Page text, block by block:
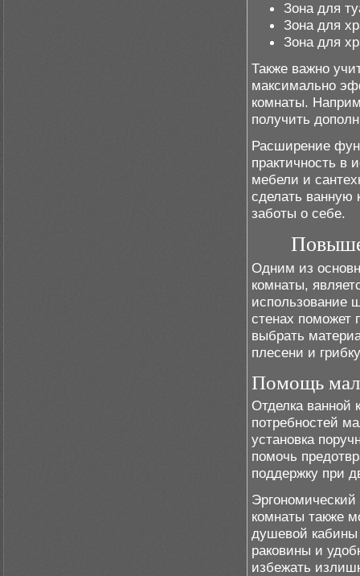
Зона для
Зона для
Зона для
Также важно
максимально
комнаты.
получить
Расширение
практичность в
мебели и
сделать ванную
заботы о себе.
Одним из
комнаты,
использование
стенах поможет
выбрать
плесени и
Помощь
Отделка ванной
потребностей
установка
помочь
поддержку при
комнаты также
душевой кабины
раковины и
избежать